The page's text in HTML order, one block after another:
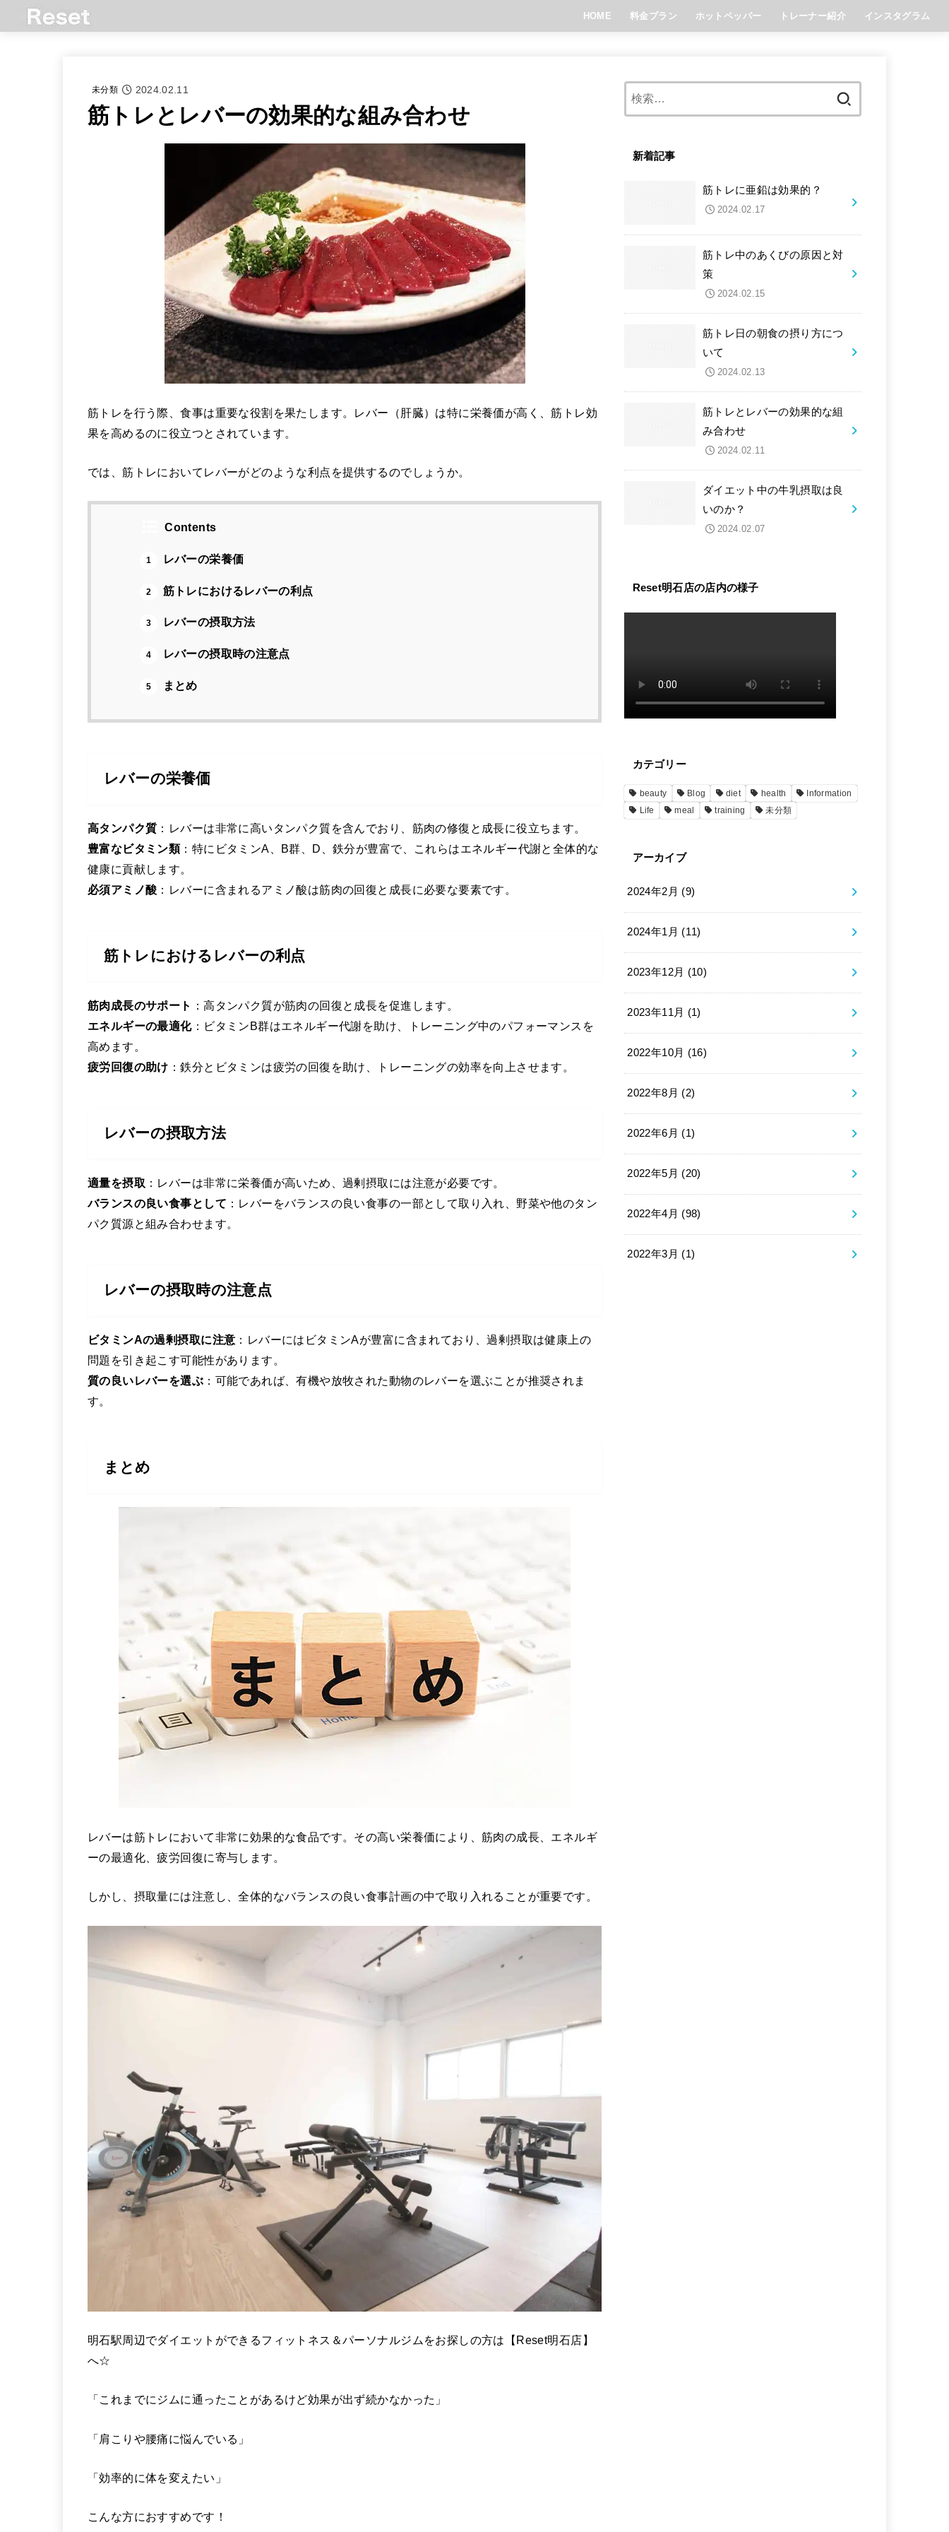
HOME 料金プラン ホットペッパー トレーナー紹介 インスタグラム
未分類 2024.02.11
筋トレとレバーの効果的な組み合わせ
筋トレを行う際、食事は重要な役割を果たします。レバー（肝臓）は特に栄養価が高く、筋トレ効
果を高めるのに役立つとされています。
では、筋トレにおいてレバーがどのような利点を提供するのでしょうか。
Contents
1 レバーの栄養価
2 筋トレにおけるレバーの利点
3 レバーの摂取方法
4 レバーの摂取時の注意点
5 まとめ
レバーの栄養価
高タンパク質 ：レバーは非常に高いタンパク質を含んでおり、筋肉の修復と成長に役立ちます。
豊富なビタミン類：特にビタミンA、B群、D、鉄分が豊富で、これらはエネルギー代謝と全体的な
健康に貢献します。
必須アミノ酸 ：レバーに含まれるアミノ酸は筋肉の回復と成長に必要な要素です。
筋トレにおけるレバーの利点
筋肉成長のサポート
：高タンパク質が筋肉の回復と成長を促進します。
エネルギーの最適化：ビタミンB群はエネルギー代謝を助け、トレーニング中のパフォーマンスを
高めます。
疲労回復の助け ：鉄分とビタミンは疲労の回復を助け、トレーニングの効率を向上させます。
レバーの摂取方法
適量を摂取 ：レバーは非常に栄養価が高いため、過剰摂取には注意が必要です。
バランスの良い食事として ：レバーをバランスの良い食事の一部として取り入れ、野菜や他のタン
パク質源と組み合わせます。
レバーの摂取時の注意点
ビタミンAの過剰摂取に注意 ：レバーにはビタミンAが豊富に含まれており、過剰摂取は健康上の
問題を引き起こす可能性があります。
質の良いレバーを選ぶ ：可能であれば、有機や放牧された動物のレバーを選ぶことが推奨されま
す。
まとめ
レバーは筋トレにおいて非常に効果的な食品です。その高い栄養価により、筋肉の成長、エネルギ
ーの最適化、疲労回復に寄与します。
しかし、摂取量には注意し、全体的なバランスの良い食事計画の中で取り入れることが重要です。
明石駅周辺でダイエットができるフィットネス＆パーソナルジムをお探しの方は【Reset明石店】
へ☆
「これまでにジムに通ったことがあるけど効果が出ず続かなかった」
「肩こりや腰痛に悩んでいる」
「効率的に体を変えたい」
こんな方におすすめです！
新着記事
筋トレに亜鉛は効果的？
2024.02.17
筋トレ中のあくびの原因と対
策
2024.02.15
筋トレ日の朝食の摂り方につ
いて
2024.02.13
筋トレとレバーの効果的な組
み合わせ
2024.02.11
ダイエット中の牛乳摂取は良
いのか？
2024.02.07
Reset明石店の店内の様子
カテゴリー
beauty Blog diet health
Information
Life
meal training 未分類
アーカイブ
2024年2月 (9)
2024年1月 (11)
2023年12月 (10)
2023年11月 (1)
2022年10月 (16)
2022年8月 (2)
2022年6月 (1)
2022年5月 (20)
2022年4月 (98)
2022年3月 (1)